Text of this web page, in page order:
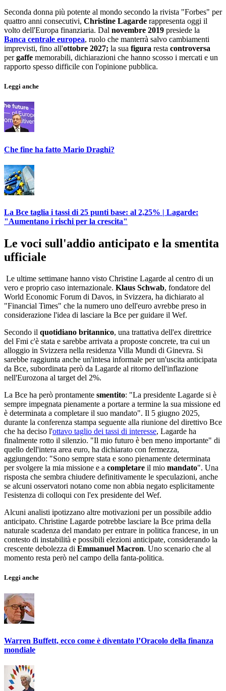
Seconda donna più potente al mondo secondo la rivista "Forbes" per
quattro anni consecutivi, Christine Lagarde rappresenta oggi il
volto dell'Europa finanziaria. Dal novembre 2019 presiede la
Banca centrale europea, ruolo che manterrà salvo cambiamenti
imprevisti, fino all'ottobre 2027; la sua figura resta controversa
pergaffe memorabili, dichiarazioni che hanno scosso i mercati e un
rapporto spesso difficile con l'opinione pubblica.
Leggi anche
Che fine ha fatto Mario Draghi?
La Bce taglia i tassi di 25 punti base: al 2,25% | Lagarde:
"Aumentano i rischi per la crescita"
Le voci sull'addio anticipato e la smentita
ufficiale
Le ultime settimane hanno visto Christine Lagarde al centro di un
vero e proprio caso internazionale. Klaus Schwab, fondatore del
World Economic Forum di Davos, in Svizzera, ha dichiarato al
"Financial Times" che la numero uno dell'euro avrebbe preso in
considerazione l'idea di lasciare la Bce per guidare il Wef.
Secondo il quotidiano britannico, una trattativa dell'ex direttrice
del Fmi c'è stata e sarebbe arrivata a proposte concrete, tra cui un
alloggio in Svizzera nella residenza Villa Mundi di Ginevra. Si
sarebbe raggiunta anche un'intesa informale per un'uscita anticipata
da Bce, subordinata però da Lagarde al ritorno dell'inflazione
nell'Eurozona al target del 2%.
La Bce ha però prontamente smentito: "La presidente Lagarde si è
sempre impegnata pienamente a portare a termine la sua missione ed
è determinata a completare il suo mandato". Il 5 giugno 2025,
durante la conferenza stampa seguente alla riunione del direttivo Bce
che ha deciso l'ottavo taglio dei tassi di interesse, Lagarde ha
finalmente rotto il silenzio. "Il mio futuro è ben meno importante" di
quello dell'intera area euro, ha dichiarato con fermezza,
aggiungendo: "Sono sempre stata e sono pienamente determinata
per svolgere la mia missione e a completare il mio mandato". Una
risposta che sembra chiudere definitivamente le speculazioni, anche
se alcuni osservatori notano come non abbia negato esplicitamente
l'esistenza di colloqui con l'ex presidente del Wef.
Alcuni analisti ipotizzano altre motivazioni per un possibile addio
anticipato. Christine Lagarde potrebbe lasciare la Bce prima della
naturale scadenza del mandato per entrare in politica francese, in un
contesto di instabilità e possibili elezioni anticipate, considerando la
crescente debolezza di Emmanuel Macron. Uno scenario che al
momento resta però nel campo della fanta-politica.
Leggi anche
Warren Buffett, ecco come è diventato l’Oracolo della finanza
mondiale